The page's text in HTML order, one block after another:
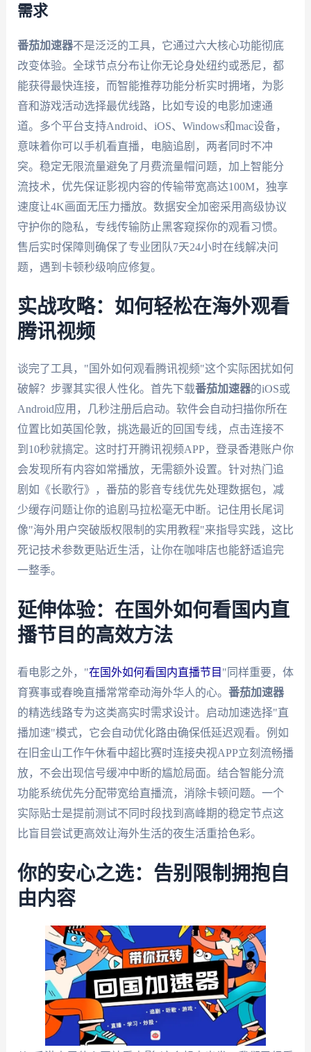
需求
番茄加速器不是泛泛的工具，它通过六大核心功能彻底
改变体验。全球节点分布让你无论身处纽约或悉尼，都
能获得最快连接，而智能推荐功能分析实时拥堵，为影
音和游戏活动选择最优线路，比如专设的电影加速通
道。多个平台支持Android、iOS、Windows和mac设备，
意味着你可以手机看直播，电脑追剧，两者同时不冲
突。稳定无限流量避免了月费流量帽问题，加上智能分
流技术，优先保证影视内容的传输带宽高达100M，独享
速度让4K画面无压力播放。数据安全加密采用高级协议
守护你的隐私，专线传输防止黑客窥探你的观看习惯。
售后实时保障则确保了专业团队7天24小时在线解决问
题，遇到卡顿秒级响应修复。
实战攻略：如何轻松在海外观看
腾讯视频
谈完了工具，"国外如何观看腾讯视频"这个实际困扰如何
破解？步骤其实很人性化。首先下载番茄加速器的iOS或
Android应用，几秒注册后启动。软件会自动扫描你所在
位置比如英国伦敦，挑选最近的回国专线，点击连接不
到10秒就搞定。这时打开腾讯视频APP，登录香港账户你
会发现所有内容如常播放，无需额外设置。针对热门追
剧如《长歌行》，番茄的影音专线优先处理数据包，减
少缓存问题让你的追剧马拉松毫无中断。记住用长尾词
像"海外用户突破版权限制的实用教程"来指导实践，这比
死记技术参数更贴近生活，让你在咖啡店也能舒适追完
一整季。
延伸体验：在国外如何看国内直
播节目的高效方法
看电影之外，"在国外如何看国内直播节目 "同样重要，体
育赛事或春晚直播常常牵动海外华人的心。 番茄加速器
的精选线路专为这类高实时需求设计。启动加速选择"直
播加速"模式，它会自动优化路由确保低延迟观看。例如
在旧金山工作午休看中超比赛时连接央视APP立刻流畅播
放，不会出现信号缓冲中断的尴尬局面。结合智能分流
功能系统优先分配带宽给直播流，消除卡顿问题。一个
实际贴士是提前测试不同时段找到高峰期的稳定节点这
比盲目尝试更高效让海外生活的夜生活重拾色彩。
你的安心之选：告别限制拥抱自
由内容